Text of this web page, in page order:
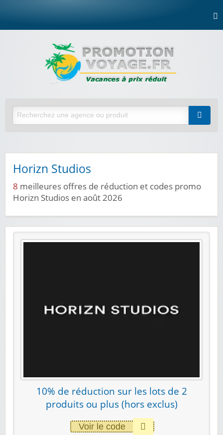
Horizn Studios
8 meilleures offres de réduction et codes promo
Horizn Studios en août 2026
10% de réduction sur les lots de 2
produits ou plus (hors exclus)
Voir le code